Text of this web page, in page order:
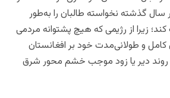
گذشته نخواسته طالبان را به‌طور
زیرا از رژیمی که هیچ پشتوانه مردمی
کامل و طولانی‌مدت خود بر افغانستان
روند دیر یا زود موجب خشم محور شرق